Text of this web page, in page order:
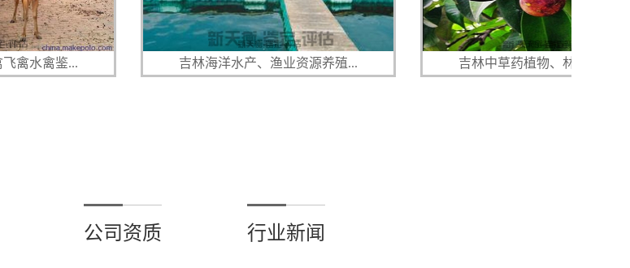
吉林海洋水产、渔业资源养殖... 吉林中草药植物、林下参、红...
公司资质 行业新闻